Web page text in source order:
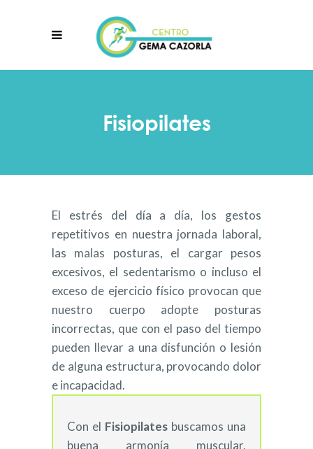
Fisiopilates
El estrés del día a día, los gestos
repetitivos en nuestra jornada laboral,
las malas posturas, el cargar pesos
excesivos, el sedentarismo o incluso el
exceso de ejercicio físico provocan que
nuestro cuerpo adopte posturas
incorrectas, que con el paso del tiempo
pueden llevar a una disfunción o lesión
de alguna estructura, provocando dolor
e incapacidad.
Con el Fisiopilates buscamos una
buena armonía muscular,